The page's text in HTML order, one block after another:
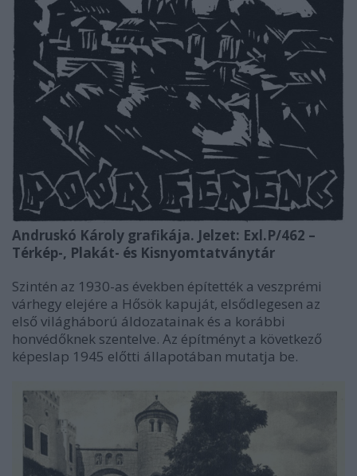
Andruskó Károly grafikája. Jelzet: Exl.P/462 –
Térkép-, Plakát- és Kisnyomtatványtár
Szintén az 1930-as években építették a veszprémi
várhegy elejére a Hősök kapuját, elsődlegesen az
első világháború áldozatainak és a korábbi
honvédőknek szentelve. Az építményt a következő
képeslap 1945 előtti állapotában mutatja be.